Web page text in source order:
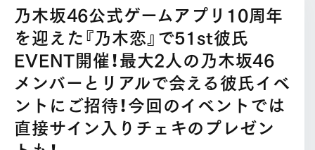
乃木坂46公式ゲームアプリ10周年
を迎えた『乃木恋』で51st彼氏
EVENT開催！最大2人の乃木坂46
メンバーとリアルで会える彼氏イベ
ントにご招待！今回のイベントでは
直接サイン入りチェキのプレゼン